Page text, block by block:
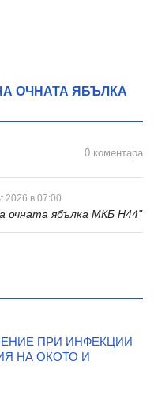
ОЧНАТА ЯБЪЛКА
0 коментара
2026 в 07:00
очната ябълка МКБ H44"
ПРИ ИНФЕКЦИИ
НА ОКОТО И